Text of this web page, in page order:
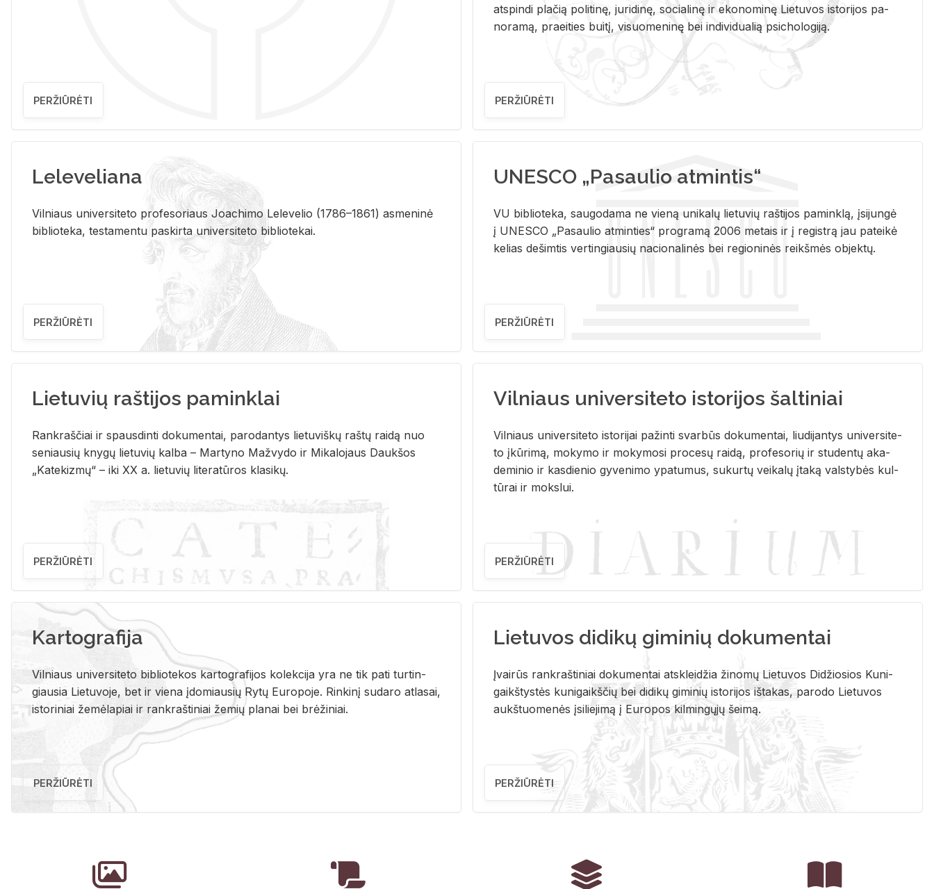
PERŽIŪRĖTI
at­spin­di pla­čią po­li­ti­nę, ju­ri­di­nę, so­cia­li­nę ir eko­no­mi­nę Lie­tu­vos is­to­ri­jos pa­
no­ra­mą, pra­ei­ties bui­tį, vi­suo­me­ni­nę bei in­di­vi­dua­lią psi­cho­lo­gi­ją.
PERŽIŪRĖTI
Leleveliana
Vil­niaus uni­ver­si­te­to pro­fe­so­riaus Jo­a­chi­mo Le­le­ve­lio (1786–1861) as­me­ni­nė
bi­b­lio­te­ka, te­sta­men­tu pa­skir­ta uni­ver­si­te­to bi­b­lio­te­kai.
PERŽIŪRĖTI
UNESCO „Pasaulio atmintis“
VU biblioteka, saugodama ne vieną unikalų lietuvių raštijos paminklą, įsijungė
į UNESCO „Pasaulio atminties“ programą 2006 metais ir į registrą jau pateikė
kelias dešimtis vertingiausių nacionalinės bei regioninės reikšmės objektų.
PERŽIŪRĖTI
Lietuvių raštijos paminklai
Rank­raš­čiai ir spaus­din­ti do­ku­men­tai, pa­ro­dan­tys lie­tu­viš­kų raš­tų rai­dą nuo
se­niau­sių kny­gų lie­tu­vių kal­ba – Mar­ty­no Ma­žvy­do ir Mi­ka­lo­jaus Dauk­šos
„Ka­te­kiz­mų“ – iki XX a. lie­tu­vių li­te­ra­tū­ros kla­si­kų.
PERŽIŪRĖTI
Vilniaus universiteto istorijos šaltiniai
Vil­niaus uni­ver­si­te­to is­to­ri­jai pa­žin­ti svar­būs do­ku­men­tai, liu­di­jan­tys uni­ver­si­te­
to įkū­ri­mą, mo­ky­mo ir mo­ky­mo­si pro­ce­sų rai­dą, pro­fe­so­rių ir stu­den­tų aka­
de­mi­nio ir kas­die­nio gy­ve­ni­mo ypa­tu­mus, su­kur­tų vei­ka­lų įta­ką vals­ty­bės kul­
tū­rai ir moks­lui.
PERŽIŪRĖTI
Kartografija
Vil­niaus uni­ver­si­te­to bi­b­lio­te­kos kar­to­gra­fi­jos ko­lek­ci­ja yra ne tik pati tur­tin­
giau­sia Lie­tu­vo­je, bet ir vie­na įdo­miau­sių Rytų Eu­ro­po­je. Rin­ki­nį su­da­ro at­la­sai,
is­to­ri­niai že­mė­la­piai ir rank­raš­ti­niai že­mių pla­nai bei brė­ži­niai.
PERŽIŪRĖTI
Lietuvos didikų giminių dokumentai
Įvai­rūs rank­raš­ti­niai do­ku­men­tai at­sklei­džia ži­no­mų Lie­tu­vos Di­džio­sios Ku­ni­
gaikš­tys­tės ku­ni­gaikš­čių bei di­di­kų gi­mi­nių is­to­ri­jos iš­ta­kas, pa­ro­do Lie­tu­vos
aukš­tuo­me­nės įsi­lie­ji­mą į Eu­ro­pos kil­min­gų­jų šei­mą.
PERŽIŪRĖTI